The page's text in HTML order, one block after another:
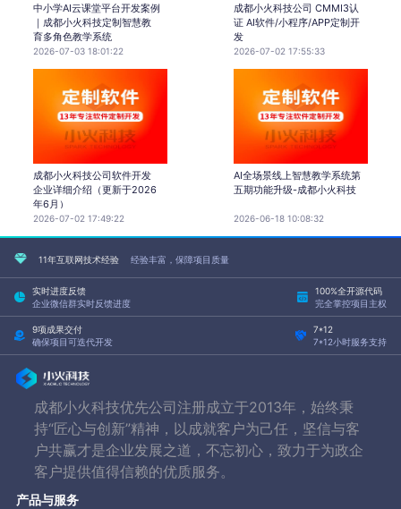
中小学AI云课堂平台开发案例
｜成都小火科技定制智慧教
育多角色教学系统
2026-07-03 18:01:22
成都小火科技公司 CMMI3认
证 AI软件/小程序/APP定制开
发
2026-07-02 17:55:33
成都小火科技公司软件开发
企业详细介绍（更新于2026
年6月）
2026-07-02 17:49:22
AI全场景线上智慧教学系统第
五期功能升级-成都小火科技
2026-06-18 10:08:32
11年互联网技术经验 经验丰富，保障项目质量
实时进度反馈
企业微信群实时反馈进度
100%全开源代码
完全掌控项目主权
9项成果交付
确保项目可迭代开发
7*12
7*12小时服务支持
成都小火科技优先公司注册成立于2013年，始终秉
持“匠心与创新”精神，以成就客户为己任，坚信与客
户共赢才是企业发展之道，不忘初心，致力于为政企
客户提供值得信赖的优质服务。
产品与服务